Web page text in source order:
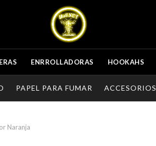
ENRROLLADORAS HOOKAHS
PAPEL PARA FUMAR ACCESORIOS
Naranja